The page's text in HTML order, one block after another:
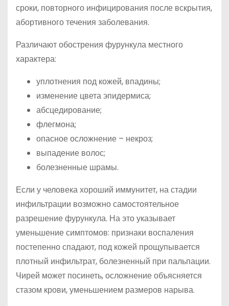
сроки, повторного инфицирования после вскрытия,
абортивного течения заболевания.
Различают обострения фурункула местного
характера:
уплотнения под кожей, впадины;
изменение цвета эпидермиса;
абсцедирование;
флегмона;
опасное осложнение – некроз;
выпадение волос;
болезненные шрамы.
Если у человека хороший иммунитет, на стадии
инфильтрации возможно самостоятельное
разрешение фурункула. На это указывает
уменьшение симптомов: признаки воспаления
постепенно спадают, под кожей прощупывается
плотный инфильтрат, болезненный при пальпации.
Чирей может посинеть, осложнение объясняется
стазом крови, уменьшением размеров нарыва.